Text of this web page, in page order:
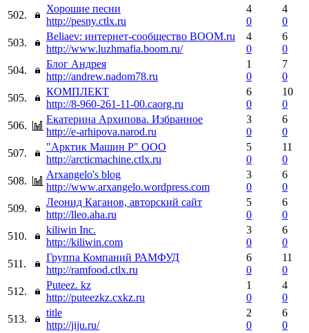
502.
Хорошие песни
http://pesny.ctlx.ru
4
0
4
0
503.
Beliaev: интернет-сообщество BOOM.ru
http://www.luzhmafia.boom.ru/
4
0
6
0
504.
Блог Андрея
http://andrew.nadom78.ru
1
0
7
0
505.
КОМПЛЕКТ
http://8-960-261-11-00.caorg.ru
6
0
10
0
506.
Екатерина Архипова. Избранное
http://e-arhipova.narod.ru
3
0
6
0
507.
"Арктик Машин Р" ООО
http://arcticmachine.ctlx.ru
5
0
11
0
508.
Arxangelo's blog
http://www.arxangelo.wordpress.com
3
0
6
0
509.
Леонид Каганов, авторский сайт
http://lleo.aha.ru
5
0
6
0
510.
kiliwin Inc.
http://kiliwin.com
3
0
6
0
511.
Группа Компаний РАМФУД
http://ramfood.ctlx.ru
6
0
11
0
512.
Puteez. kz
http://puteezkz.cxkz.ru
1
0
4
0
513.
title
http://jiju.ru/
2
0
6
0